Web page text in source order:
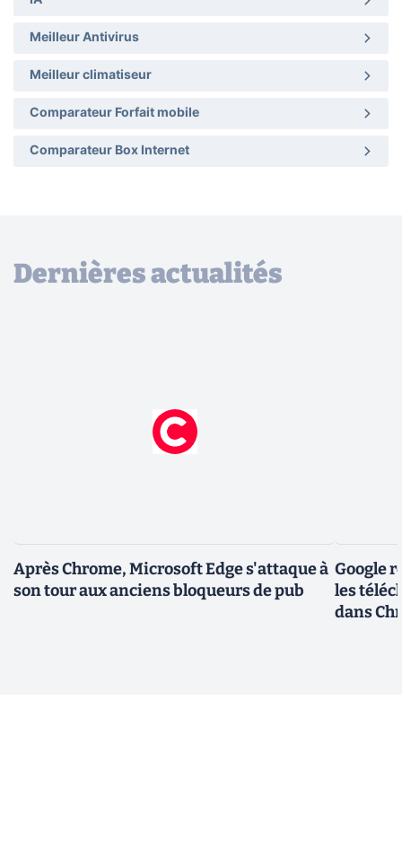
Meilleur Antivirus
Meilleur climatiseur
Comparateur Forfait mobile
Comparateur Box Internet
Dernières actualités
Après Chrome, Microsoft Edge s'attaque à
son tour aux anciens bloqueurs de pub
Google
les
dans